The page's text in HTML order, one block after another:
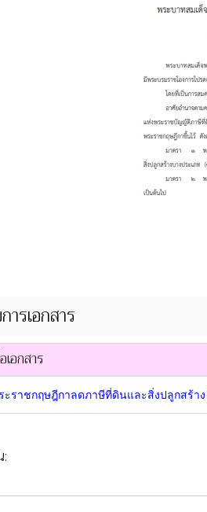
ารเอกสาร
เอกสาร
ะราชกฤษฎีกาลดภาษีที่ดินและสิ่งปลูกสร้าง
: